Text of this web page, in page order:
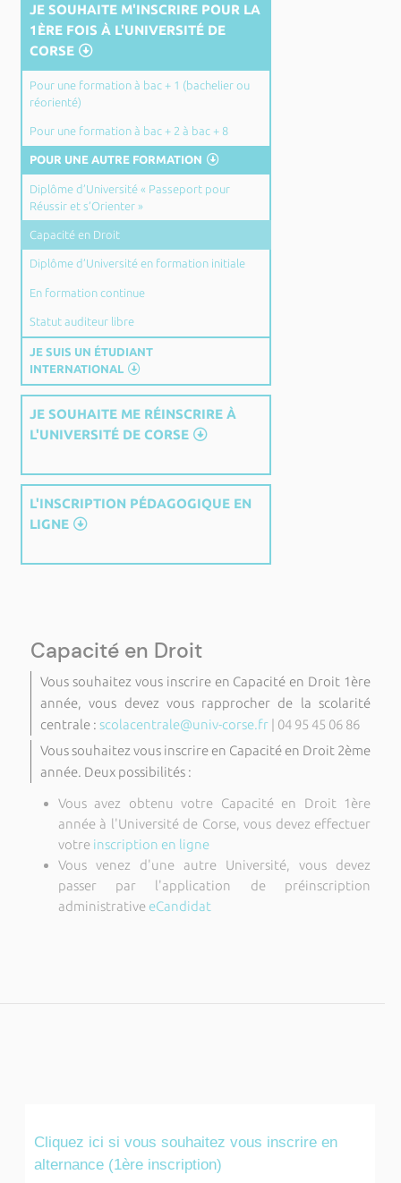
JE SOUHAITE M'INSCRIRE POUR LA
1ÈRE FOIS À L'UNIVERSITÉ DE
CORSE
Pour une formation à bac + 1 (bachelier ou
réorienté)
Pour une formation à bac + 2 à bac + 8
POUR UNE AUTRE FORMATION
Diplôme d’Université « Passeport pour
Réussir et s’Orienter »
Capacité en Droit
Diplôme d’Université en formation initiale
En formation continue
Statut auditeur libre
JE SUIS UN ÉTUDIANT
INTERNATIONAL
JE SOUHAITE ME RÉINSCRIRE À
L'UNIVERSITÉ DE CORSE
L'INSCRIPTION PÉDAGOGIQUE EN
LIGNE
Capacité en Droit
Vous souhaitez vous inscrire en Capacité en Droit 1ère
année, vous devez vous rapprocher de la scolarité
centrale : scolacentrale@univ-corse.fr
| 04 95 45 06 86
Vous souhaitez vous inscrire en Capacité en Droit 2ème
année. Deux possibilités :
Vous avez obtenu votre Capacité en Droit 1ère
année à l'Université de Corse,vous devez effectuer
votre inscription en ligne
Vous venez d'une autre Université, vous devez
passer par l'application de préinscription
administrative eCandidat
Cliquez ici si vous souhaitez vous inscrire en
alternance (1ère inscription)